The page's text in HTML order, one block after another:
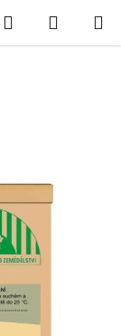
Hledat
KOŠÍK